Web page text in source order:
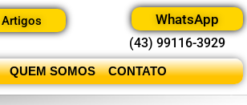
Artigos WhatsApp
(43) 99116-3929
QUEM SOMOS CONTATO